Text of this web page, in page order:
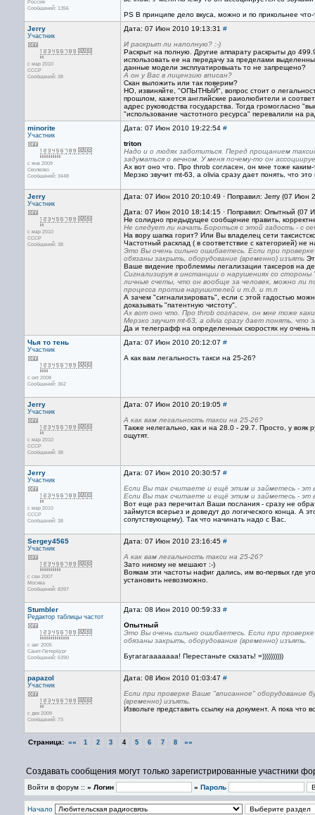
Россия
Сообщений: 1356
PS В принципе дело вкуса, можно и по прикольнее
Jerry
Участник
с мар 2010
CCCP
Сообщений: 38
Дата: 07 Июн 2010 19:13:31 #
И раскрыт ли наполную? :-)
Раскрыт на полную. Другие аппарату раскрыты до
использовать ее на передачу за пределами
данные модели эксплуатировыать то не запрещено?
А он у Вас в лицензию вписан?
Скан выложить или так поверим?
НО, извиняйте, "ОПЫТНЫЙ", вопрос стоит о
прошлом, кажется английские раиолюбители и
адрес руководства государства. Тогда громогласно
"использование частотного ресурса" перевалили на
minorite
Участник
с янв 2009
Сколково
Сообщений: 3448
Дата: 07 Июн 2010 19:22:54 #
triton
Надо и о людях заботиться. Перед прощанием
задуматься о вечном. У меня почему-то он
Ах вот оно что. Про throb согласен, он мне тоже
Мерзко звучит mt-63, а olivia сразу дает понять, что
Jerry
Участник
с мар 2010
CCCP
Сообщений: 38
Дата: 07 Июн 2010 20:10:49 · Поправил: Jerry (07 Июн
Дата: 07 Июн 2010 18:14:15 · Поправил: Опытный (07
Не солидно предыдущее сообщение править,
Не следует ли начать Бороться с этой гадость - с
На вору шапка горит? Или Вы владелец сети
Частотный расклад ( в соответствие с категорией)
Это Вы очень сильно ошибаетесь. Если при
обязаны закрыть, оборудование (временно) изъять
Ваше видение проблеммы легализации таксеров на
Сигнализируя в инстанции о нарушениях со
личные счеты, что он вообще за человек, можно ли
процесса против нарушителей и т.д. и т.п
А зачем "сигнализировать", если с этой гадостью
доказывать "патентную чистоту".
Ах вот оно что. Про throb согласен, он мне тоже
Мерзко звучит mt-63, а olivia сразу дает понять, что
Да и телеграфф на определенных скоростях ну очень
Чья то тень
Участник
с окт 2008
Сообщений: 362
Дата: 07 Июн 2010 20:12:07 #
А как вам легальность такси на 25-26?
Jerry
Участник
с мар 2010
CCCP
Сообщений: 38
Дата: 07 Июн 2010 20:19:05 #
А как вам легальность такси на 25-26?
Также нелегально, как и на 28.0 - 29.7. Просто, у вояк
ощутят.
Jerry
Участник
с мар 2010
CCCP
Сообщений: 38
Дата: 07 Июн 2010 20:30:57 #
Если Вы так считаете и ещё этим и займетесь - эт
Если Вы так считаете и ещё этим и займетесь - эт
Вот еще раз перечитал Ваши послания - сразу не
займутся всерьез и доведут до логического конца. А
сопутствующему). Так что начинать надо с Вас.
Sergey4565
Участник
с сен 2007
Москва
Сообщений: 8397
Дата: 07 Июн 2010 23:16:45 #
А как вам легальность такси на 25-26?
Зато никому не мешают :-)
Воякам эти частоты нафиг дались, им во-первых где
установить невозможно.
Stumbler
Редактор таблицы частот
с авг 2005
Санкт-Петербург
Сообщений: 6390
Дата: 08 Июн 2010 00:59:33 #
Опытный
Это Вы очень сильно ошибаетесь. Если при
обязаны закрыть, оборудование (временно) изъять.
Бугагагааааааа! Перестаньте сказать! =))))))))))
papazol
Участник
с дек 2009
Сообщений: 73
Дата: 08 Июн 2010 01:03:47 #
Если при проверке Ваше "вписанное" оборудование
(временно) изъять.
Извольте представить ссылку на документ. А пока что
Страница: «« 1 2 3 4 5 6 7 8 »»
Создавать сообщения могут только зарегистрированные участники
Войти в форум :: » Логин » Пароль
Начало